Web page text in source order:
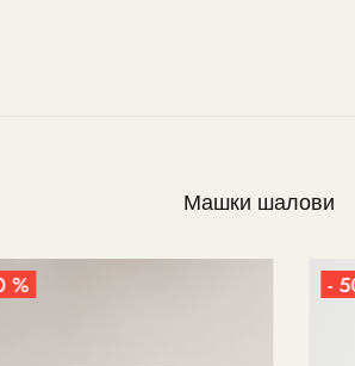
Машки шалови
- 50 %